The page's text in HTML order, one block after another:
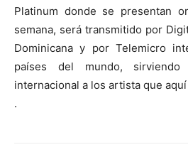
Platinum donde se presentan
semana, será transmitido por
Dominicana y por Telemicro
países del mundo,
internacional a los artista que
.